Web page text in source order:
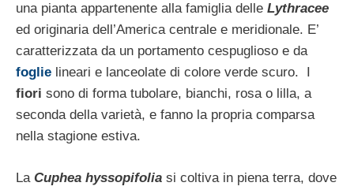
una pianta appartenente alla famiglia delle Lythracee
ed originaria dell’America centrale e meridionale. E’
caratterizzata da un portamento cespuglioso e da
foglie lineari e lanceolate di colore verde scuro. I
fiori sono di forma tubolare, bianchi, rosa o lilla, a
seconda della varietà, e fanno la propria comparsa
nella stagione estiva.
La Cuphea hyssopifolia si coltiva in piena terra, dove